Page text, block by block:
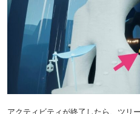
アクティビティが終了したら、ツリ